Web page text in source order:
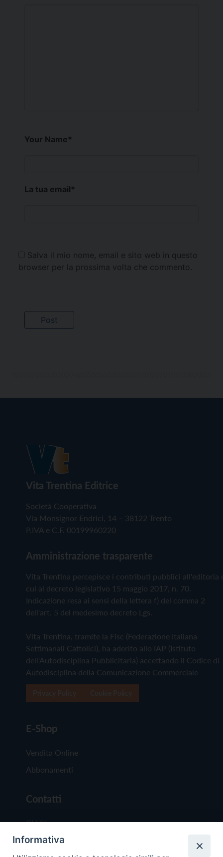
Your Name*
La tua email*
Salva il mio nome, email e sito web in questo
browser per la prossima volta che commento.
Vita Trentina Editrice
Società Cooperativa
Via Monsignor Endrici, 14 – 38122 Trento
P.IVA e C.F. 00199960220
Amministrazione trasparente
Vita Trentina percepisce i contributi pubblici all'editoria
cui al decreto legislativo 15 maggio 2017, n. 70.
Indicazione resa ai sensi della lettera f) del comma 2
dell'art. 5 del medesimo decreto Lgs.
Vita Trentina, tramite la Fisc (Federazione Italiana
Settimanali Cattolici), ha aderito allo IAP (Istituto
dell'Autodisciplina Pubblicitaria) accettando il Codice di
Autodisciplina della Comunicazione Commerciale
E-Shop
Vendita Online
Abbonamenti
Contatti
Chi Siamo
Redazione
Informativa